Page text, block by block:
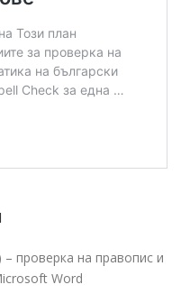
– проверка на правопис и
Word